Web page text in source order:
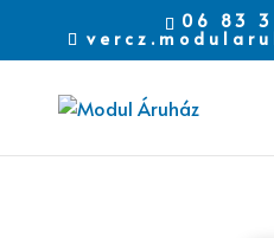
06 83